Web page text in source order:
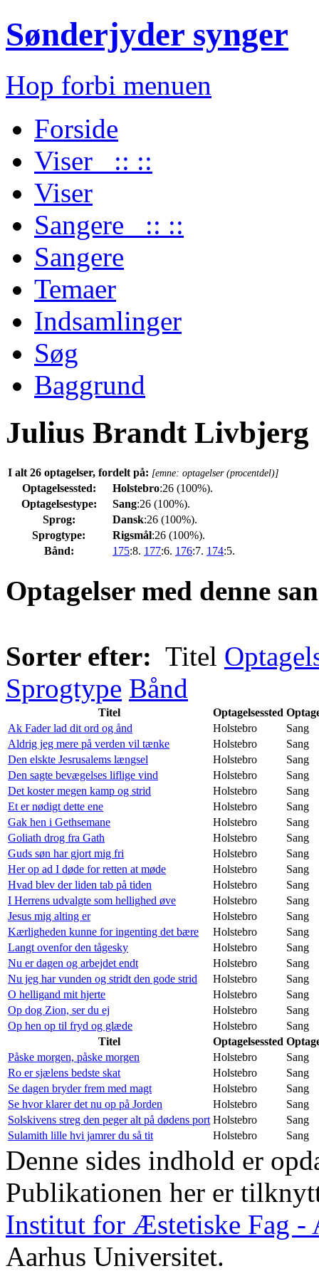
Sønderjyder synger
Hop forbi menuen
Forside
Viser :: ::
Viser
Sangere :: ::
Sangere
Temaer
Indsamlinger
Søg
Baggrund
Julius Brandt Livbjerg
I alt 26 optagelser, fordelt på: [emne: optagelser (procentdel)]
Optagelsessted: Holstebro:26 (100%).
Optagelsestype:
Sang:26 (100%).
Sprog:
Dansk:26 (100%).
Sprogtype:
Rigsmål:26 (100%).
Bånd:
175:8. 177:6. 176:7. 174:5.
Optagelser med denne
Sorter efter: Titel
Sprogtype Bånd
Titel Optagelsessted
Ak Fader lad dit ord og ånd
Holstebro
Sang
Aldrig jeg mere på verden vil tænke
Holstebro
Sang
Den elskte Jesrusalems længsel
Holstebro
Sang
Den sagte bevægelses liflige vind
Holstebro
Sang
Det koster megen kamp og strid
Holstebro
Sang
Et er nødigt dette ene
Holstebro
Sang
Gak hen i Gethsemane
Holstebro
Sang
Goliath drog fra Gath
Holstebro
Sang
Guds søn har gjort mig fri
Holstebro
Sang
Her op ad I døde for retten at møde
Holstebro
Sang
Hvad blev der liden tab på tiden
Holstebro
Sang
I Herrens udvalgte som hellighed øve
Holstebro
Sang
Jesus mig alting er
Holstebro
Sang
Kærligheden kunne for ingenting det bære
Holstebro
Sang
Langt ovenfor den tågesky
Holstebro
Sang
Nu er dagen og arbejdet endt
Holstebro
Sang
Nu jeg har vunden og stridt den gode strid
Holstebro
Sang
O helligand mit hjerte
Holstebro
Sang
Op dog Zion, ser du ej
Holstebro
Sang
Op hen op til fryd og glæde
Holstebro
Sang
Titel
Optagelsessted
Påske morgen, påske morgen
Holstebro
Sang
Ro er sjælens bedste skat
Holstebro
Sang
Se dagen bryder frem med magt
Holstebro
Sang
Se hvor klarer det nu op på Jorden
Holstebro
Sang
Solskivens streg den peger alt på dødens port Holstebro
Sang
Sulamith lille hvi jamrer du så tit
Holstebro Sang
Denne sides indhold er
Publikationen her er
Institut for Æstetiske Fag -
Aarhus Universitet.